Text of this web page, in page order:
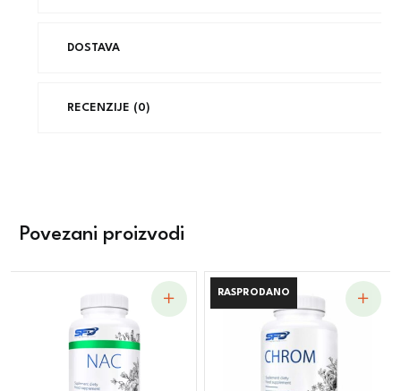
DOSTAVA
RECENZIJE (0)
Povezani proizvodi
RASPRODANO
RASPRODANO